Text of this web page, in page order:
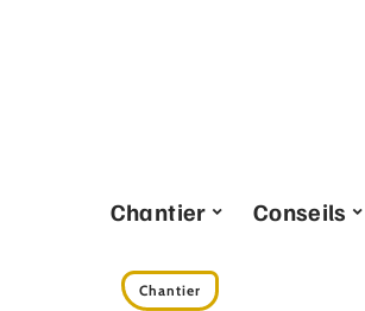
Chantier Conseils
Chantier